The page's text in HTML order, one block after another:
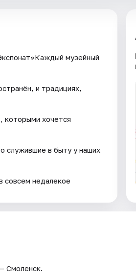
музейный
и традициях,
которыми хочется
служившие в быту у наших
совсем недалекое
Смоленск.